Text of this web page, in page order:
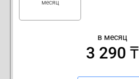
месяц
в месяц
3 290 ₸